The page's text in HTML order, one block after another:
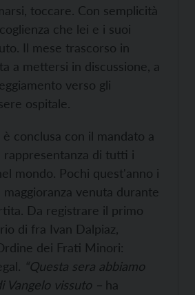
toccare. Con semplicità
che lei e i suoi
Il mese trascorso in
a mettersi in discussione, a
verso gli
ospitale.
conclusa con il mandato a
rappresentanza di tutti i
mondo. Pochi quest'anno i
venuta durante
Da registrare il primo
di fra Ivan Dalpiaz,
dei Frati Minori:
“Questa sera abbiamo
Vangelo vissuto – ha